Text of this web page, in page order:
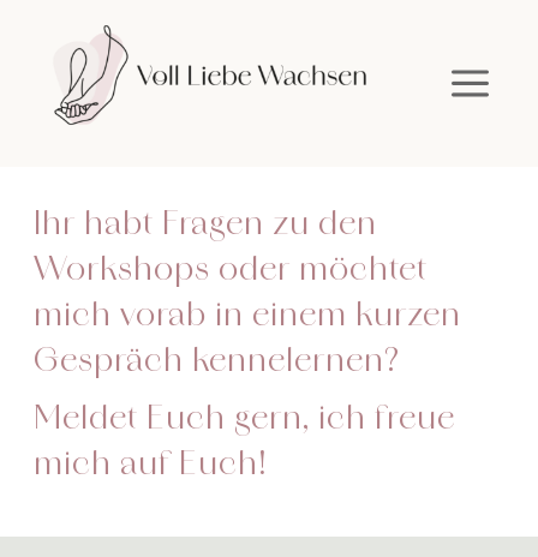
Ihr habt Fragen zu den
Workshops oder möchtet
mich vorab in einem kurzen
Gespräch kennelernen?
Meldet Euch gern, ich freue
mich auf Euch!